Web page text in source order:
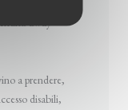
away
a prendere,
disabili,